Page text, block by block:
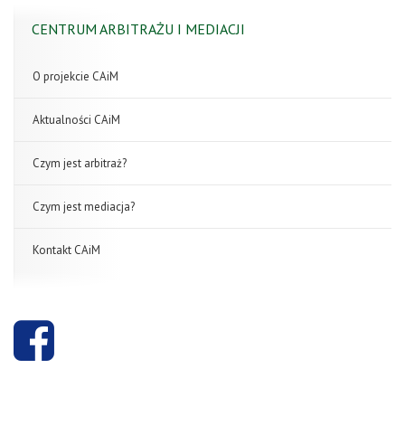
CENTRUM ARBITRAŻU I MEDIACJI
O projekcie CAiM
Aktualności CAiM
Czym jest arbitraż?
Czym jest mediacja?
Kontakt CAiM